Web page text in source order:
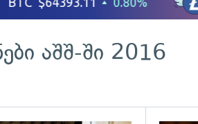
აშშ-ში 2016